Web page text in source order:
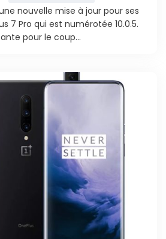
nouvelle mise à jour pour ses
7 Pro qui est numérotée 10.0.5.
pour le coup...